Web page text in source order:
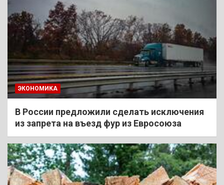
ЭКОНОМИКА
В России предложили сделать исключения
из запрета на въезд фур из Евросоюза